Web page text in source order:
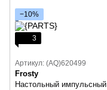
−10%
3
Артикул: (AQ)620499
Frosty
Настольный импульсный